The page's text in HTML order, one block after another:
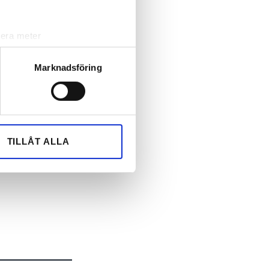
meter
. Du kan ändra
information från din enhet
kombinera informationen
Marknadsföring
TILLÅT ALLA